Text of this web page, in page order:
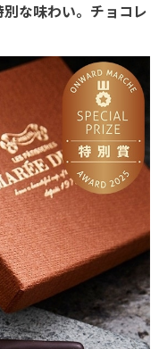
別な味わい。チョコレ